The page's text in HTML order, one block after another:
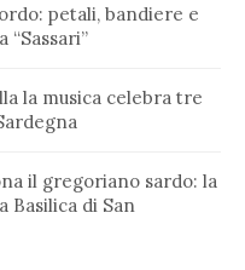
petali, bandiere e
la musica celebra tre
il gregoriano sardo: la
Basilica di San